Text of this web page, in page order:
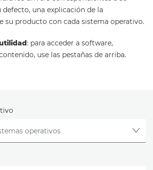
una explicación de la
su producto con cada sistema operativo.
: para acceder a software,
use las pestañas de arriba.